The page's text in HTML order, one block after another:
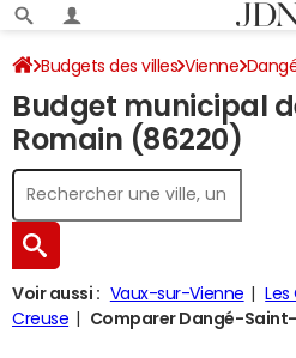
Budgets des villes Vienne
Budget 2024
Budget municipal
Romain (86220)
Voir aussi : Vaux-sur-Vienne
Creuse
Comparer Dangé-